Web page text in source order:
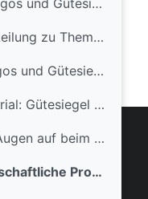
Aufgabe: Logos und Gütesiegel
Gruppeneinteilung zu Thema 10
Glossar: Logos und Gütesiegel
Arbeitsmaterial: Gütesiegel und Logos
Broschüre: Augen auf beim Lebensmitteleinkauf
11. Landwirtschaftliche Produkte sind unsere Lebensmittel